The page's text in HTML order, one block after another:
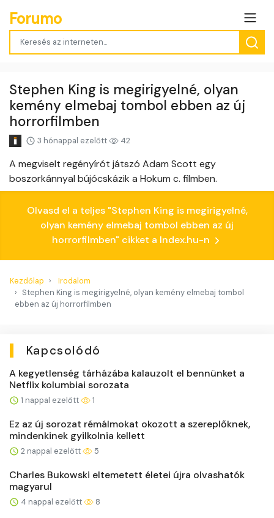
Forumo
Stephen King is megirigyelné, olyan
kemény elmebaj tombol ebben az új
horrorfilmben
3 hónappal ezelőtt 42
A megviselt regényírót játszó Adam Scott egy
boszorkánnyal bújócskázik a Hokum c. filmben.
Olvasd el a teljes "Stephen King is megirigyelné,
olyan kemény elmebaj tombol ebben az új
horrorfilmben" cikket a Index.hu-n
Kezdőlap
Irodalom
Stephen King is megirigyelné, olyan kemény elmebaj tombol
ebben az új horrorfilmben
Kapcsolódó
A kegyetlenség tárházába kalauzolt el bennünket a
Netflix kolumbiai sorozata
1 nappal ezelőtt 1
Ez az új sorozat rémálmokat okozott a szereplőknek,
mindenkinek gyilkolnia kellett
2 nappal ezelőtt 5
Charles Bukowski eltemetett életei újra olvashatók
magyarul
4 nappal ezelőtt 8